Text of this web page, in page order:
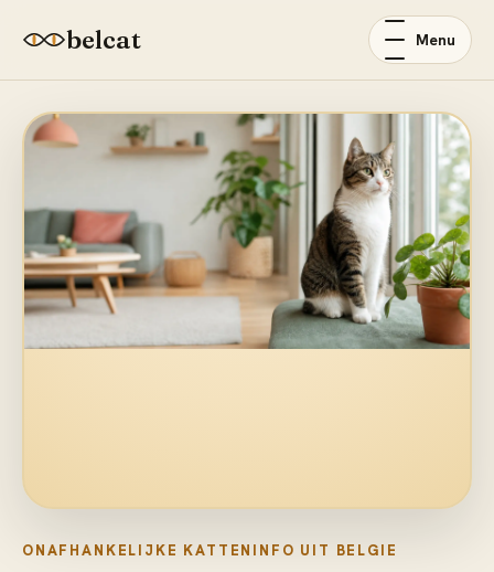
belcat Menu
ONAFHANKELIJKE KATTENINFO UIT BELGIE